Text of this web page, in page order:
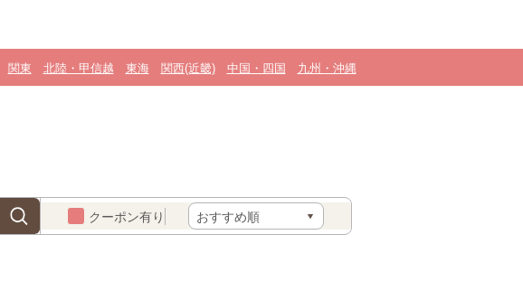
関東 北陸・甲信越 東海 関西(近畿) 中国・四国 九州・沖縄
クーポン有り